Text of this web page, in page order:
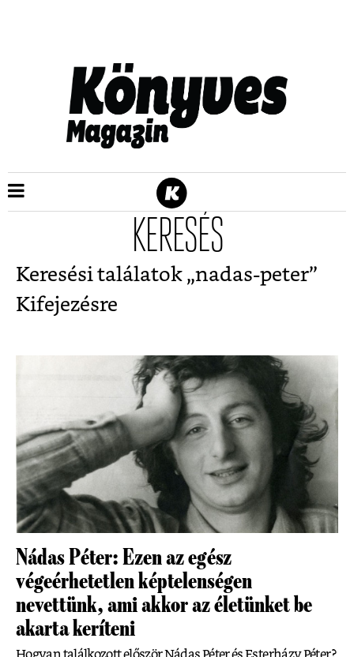
KERESÉS
Keresési találatok „nadas-peter”
Kifejezésre
Nádas Péter: Ezen az egész
végeérhetetlen képtelenségen
nevettünk, ami akkor az életünket be
akarta keríteni